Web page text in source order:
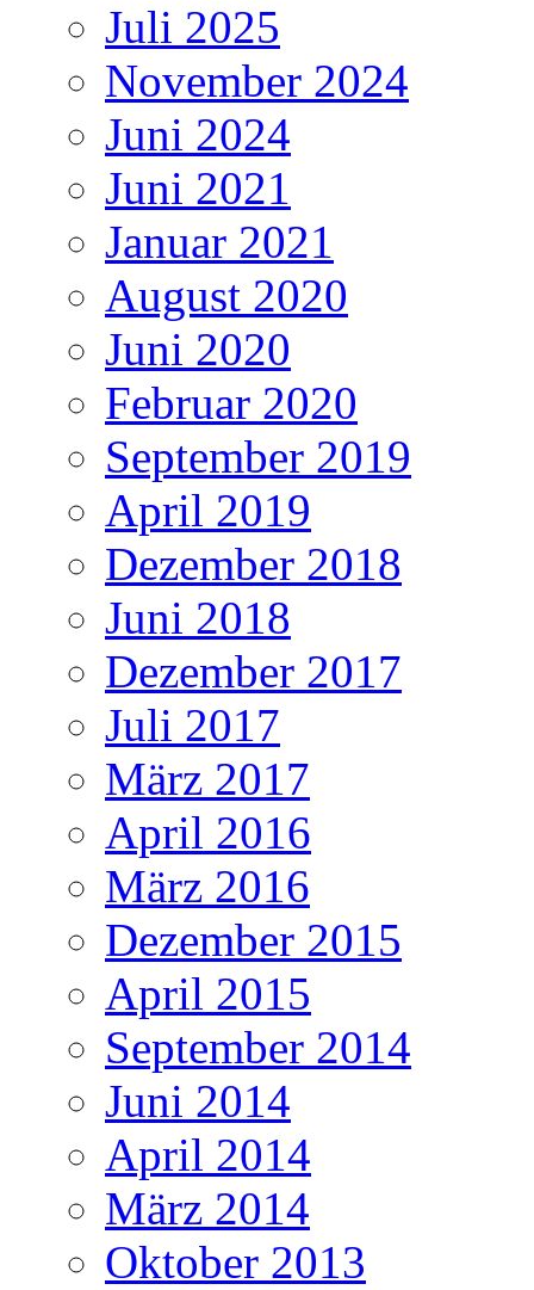
Juli 2025
November 2024
Juni 2024
Juni 2021
Januar 2021
August 2020
Juni 2020
Februar 2020
September 2019
April 2019
Dezember 2018
Juni 2018
Dezember 2017
Juli 2017
März 2017
April 2016
März 2016
Dezember 2015
April 2015
September 2014
Juni 2014
April 2014
März 2014
Oktober 2013